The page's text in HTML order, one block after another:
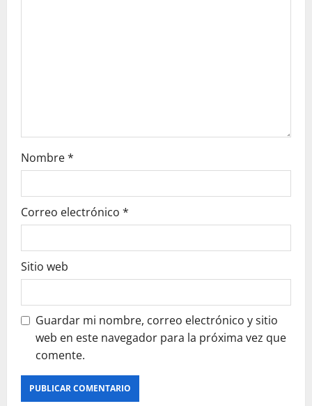
Nombre*
Correo electrónico *
Sitio web
Guardar mi nombre, correo electrónico y sitio
web en este navegador para la próxima vez que
comente.